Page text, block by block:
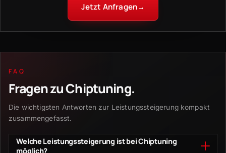
Jetzt Anfragen→
FAQ
Fragen zuChiptuning.
Die wichtigsten Antworten zur Leistungssteigerung kompakt
zusammengefasst.
Welche Leistungssteigerung ist bei Chiptuning
möglich?